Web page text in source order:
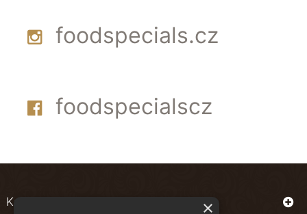
foodspecials.cz
foodspecialscz
Kontakt ×